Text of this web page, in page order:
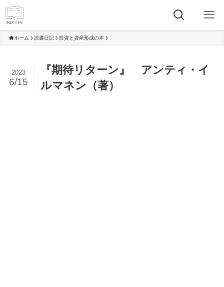
ホーム 読書日記 投資と資産形成の本
『期待リターン』 アンティ・イ
ルマネン（著）
2023
6/15